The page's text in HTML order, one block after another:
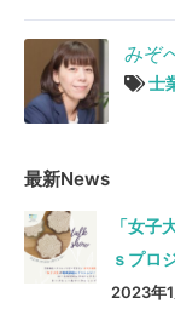
みぞ
士
最新News
「女子
ｓプロ
2023年